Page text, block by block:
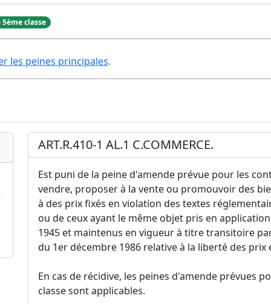
classe
les peines principales.
ART.R.410-1 AL.1 C.COMMERCE.
Est puni de la peine d'amende prévue pour les
vendre, proposer à la vente ou promouvoir des
à des prix fixés en violation des textes
ou de ceux ayant le même objet pris en
1945 et maintenus en vigueur à titre transitoire
du 1er décembre 1986 relative à la liberté des prix
En cas de récidive, les peines d'amende prévues
classe sont applicables.